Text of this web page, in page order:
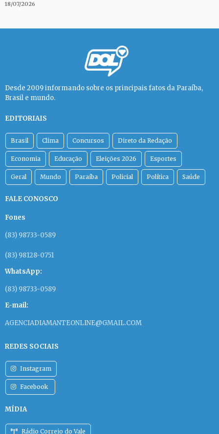
18/07/2026
Desde 2009 informando sobre os principais fatos da Paraíba,
Brasil e mundo.
EDITORIAIS
Brasil Clima Concursos Direto da Redação
Economia Educação Eleições 2026 Esportes
Geral Mundo Paraíba Policial Política Saúde
FALE CONOSCO
Fones
(83) 98733-0589
(83) 98128-0751
WhatsApp:
(83) 98733-0589
E-mail:
AGENCIADIAMANTEONLINE@GMAIL.COM
REDES SOCIAIS
Instagram
Facebook
MÍDIA
Rádio Correio do Vale